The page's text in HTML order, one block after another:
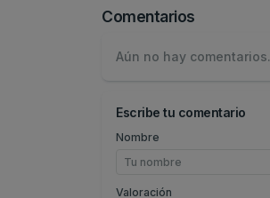
Comentarios
Aún no hay comentarios.
Escribe tu comentario
Nombre
Valoración